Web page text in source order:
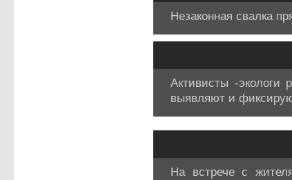
Незаконная свалка
Активисты -экологи
выявляют и
На встрече с